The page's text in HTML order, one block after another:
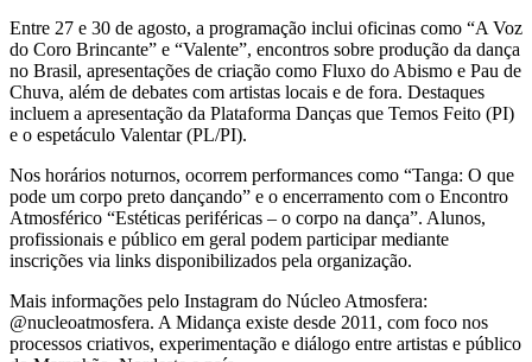
Entre 27 e 30 de agosto, a programação inclui oficinas como “A Voz
do Coro Brincante” e “Valente”, encontros sobre produção da dança
no Brasil, apresentações de criação como Fluxo do Abismo e Pau de
Chuva, além de debates com artistas locais e de fora. Destaques
incluem a apresentação da Plataforma Danças que Temos Feito (PI)
e o espetáculo Valentar (PL/PI).
Nos horários noturnos, ocorrem performances como “Tanga: O que
pode um corpo preto dançando” e o encerramento com o Encontro
Atmosférico “Estéticas periféricas – o corpo na dança”. Alunos,
profissionais e público em geral podem participar mediante
inscrições via links disponibilizados pela organização.
Mais informações pelo Instagram do Núcleo Atmosfera:
@nucleoatmosfera. A Midança existe desde 2011, com foco nos
processos criativos, experimentação e diálogo entre artistas e público